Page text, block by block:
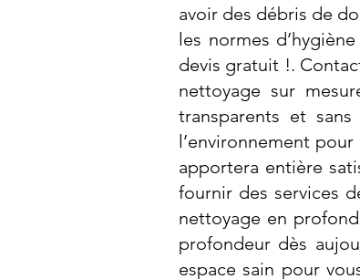
avoir des débris de
les normes
devis gratuit !.
nettoyage sur
transparents et
l’environnement
apportera entière
fournir des services
nettoyage en
profondeur dès
espace sain pour